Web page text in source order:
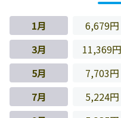
1月 6,679円
3月
11,369円
5月
7,703円
7月
5,224円